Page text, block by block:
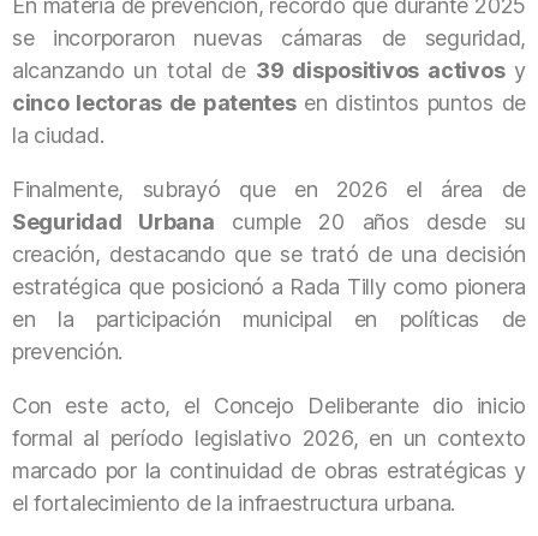
En materia de prevención, recordó que durante 2025
se incorporaron nuevas cámaras de seguridad,
alcanzando un total de 39 dispositivos activosy
cinco lectoras de patentesen distintos puntos de
la ciudad.
Finalmente, subrayó que en 2026 el área de
Seguridad Urbana cumple 20 años desde su
creación, destacando que se trató de una decisión
estratégica que posicionó a Rada Tilly como pionera
en la participación municipal en políticas de
prevención.
Con este acto, el Concejo Deliberante dio inicio
formal al período legislativo 2026, en un contexto
marcado por la continuidad de obras estratégicas y
el fortalecimiento de la infraestructura urbana.